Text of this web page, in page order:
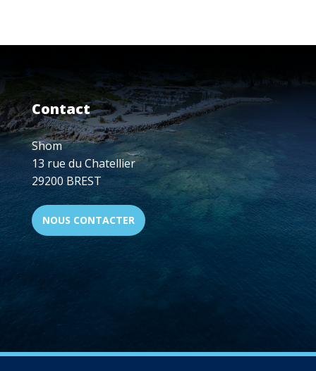
Contact
Shom
13 rue du Chatellier
29200 BREST
NOUS CONTACTER